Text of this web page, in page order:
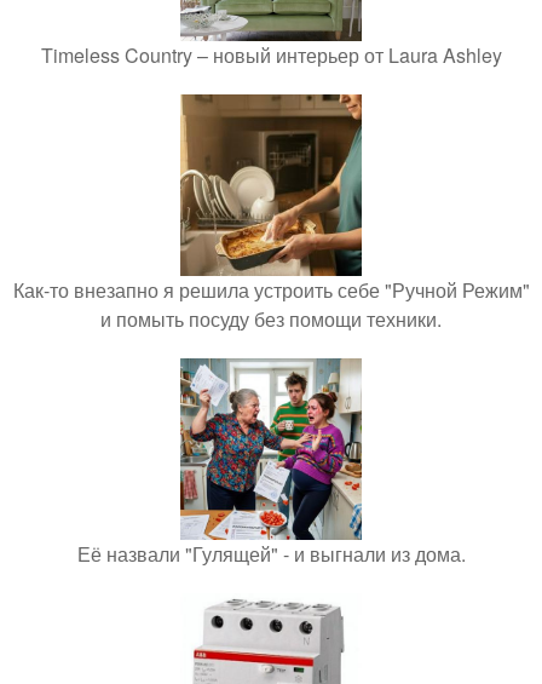
Timeless Country – новый интерьер от Laura Ashley
Как-то внезапно я решила устроить себе "Ручной Режим"
и помыть посуду без помощи техники.
Её назвали "Гулящей" - и выгнали из дома.